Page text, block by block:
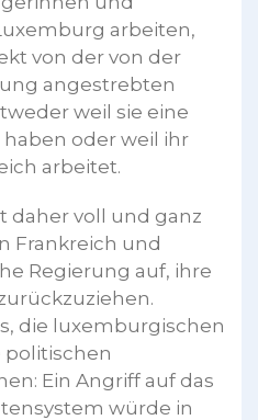
arbeiten,
von der von der
angestrebten
weil sie eine
oder weil ihr
arbeitet.
daher voll und ganz
Frankreich und
Regierung auf, ihre
die luxemburgischen
Ein Angriff auf das
würde in